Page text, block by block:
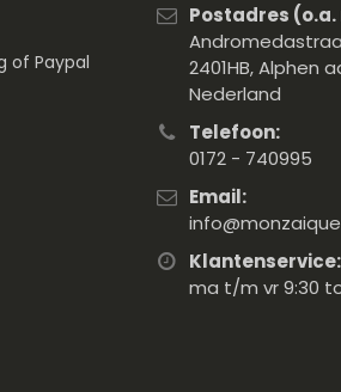
of Paypal
Postadres
2401HB, Alphen
Nederland
Telefoon:
0172 - 740995
Email:
Klantenservice:
ma t/m vr 9:30